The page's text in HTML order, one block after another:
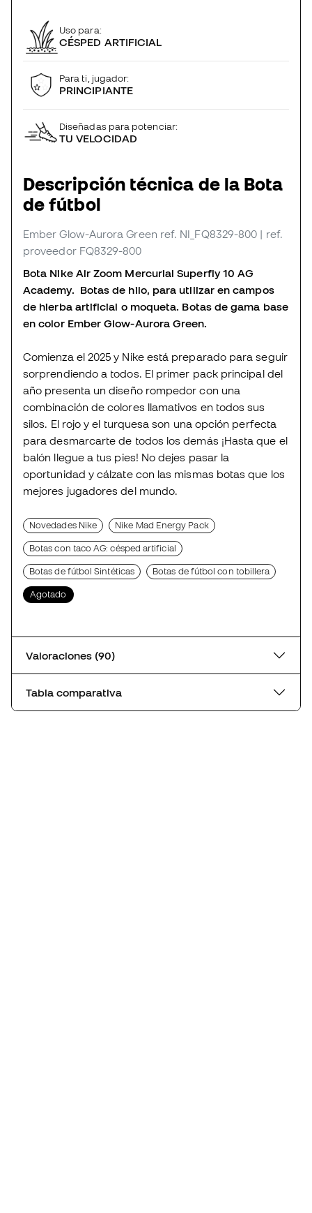
Uso para:
CÉSPED ARTIFICIAL
Para ti, jugador:
PRINCIPIANTE
Diseñadas para potenciar:
TU VELOCIDAD
Descripción técnica de la Bota
de fútbol
Ember Glow-Aurora Green ref. NI_FQ8329-800 | ref.
proveedor FQ8329-800
Bota Nike Air Zoom Mercurial Superfly 10 AG
Academy. Botas de hilo, para utilizar en campos
de hierba artificial o moqueta. Botas de gama base
en color Ember Glow-Aurora Green.
Comienza el 2025 y Nike está preparado para seguir
sorprendiendo a todos. El primer pack principal del
año presenta un diseño rompedor con una
combinación de colores llamativos en todos sus
silos. El rojo y el turquesa son una opción perfecta
para desmarcarte de todos los demás ¡Hasta que el
balón llegue a tus pies! No dejes pasar la
oportunidad y cálzate con las mismas botas que los
mejores jugadores del mundo.
Novedades Nike Nike Mad Energy Pack
Botas con taco AG: césped artificial
Botas de fútbol Sintéticas Botas de fútbol con tobillera
Agotado
Valoraciones (90)
Tabla comparativa